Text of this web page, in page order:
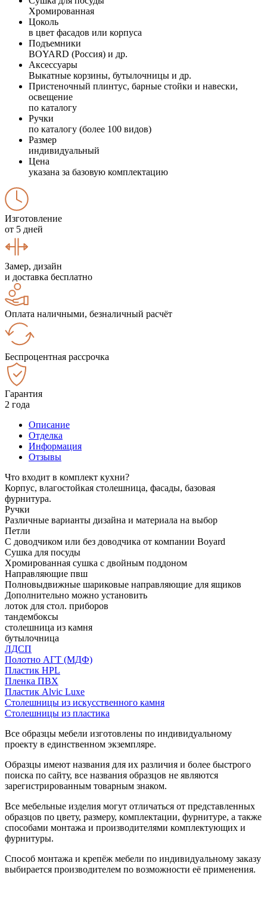
Хромированная
Цоколь
в цвет фасадов или корпуса
Подъемники
BOYARD (Россия) и др.
Аксессуары
Выкатные корзины, бутылочницы и др.
Пристеночный плинтус, барные стойки и навески,
освещение
по каталогу
Ручки
по каталогу (более 100 видов)
Размер
индивидуальный
Цена
указана за базовую комплектацию
Изготовление
от 5 дней
Замер, дизайн
и доставка бесплатно
Оплата наличными, безналичный расчёт
Беспроцентная рассрочка
Гарантия
2 года
Описание
Отделка
Информация
Отзывы
Что входит в комплект кухни?
Корпус, влагостойкая столешница, фасады, базовая
фурнитура.
Ручки
Различные варианты дизайна и материала на выбор
Петли
С доводчиком или без доводчика от компании Boyard
Сушка для посуды
Хромированная сушка с двойным поддоном
Направляющие пвш
Полновыдвижные шариковые направляющие для ящиков
Дополнительно можно установить
лоток для стол. приборов
тандембоксы
столешница из камня
бутылочница
ЛДСП
Полотно АГТ (МДФ)
Пластик HPL
Пленка ПВХ
Пластик Alvic Luxe
Столешницы из искусственного камня
Столешницы из пластика
Все образцы мебели изготовлены по индивидуальному
проекту в единственном экземпляре.
Образцы имеют названия для их различия и более быстрого
поиска по сайту, все названия образцов не являются
зарегистрированным товарным знаком.
Все мебельные изделия могут отличаться от представленных
образцов по цвету, размеру, комплектации, фурнитуре, а также
способами монтажа и производителями комплектующих и
фурнитуры.
Способ монтажа и крепёж мебели по индивидуальному заказу
выбирается производителем по возможности её применения.